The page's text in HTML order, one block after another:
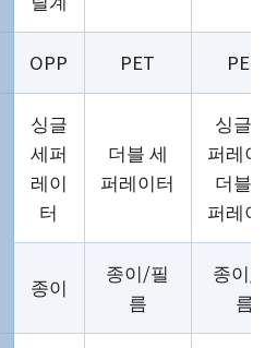
OPP PET PET
싱글
세퍼
레이
터
더블 세
퍼레이터
싱글 세
퍼레이
더블 세
퍼레이
종이
종이/필
름
종이/필
름